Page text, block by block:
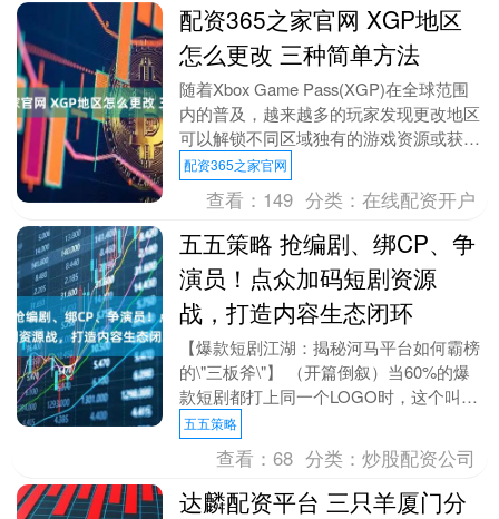
配资365之家官网 XGP地区
怎么更改 三种简单方法
随着Xbox Game Pass(XGP)在全球范围
内的普及，越来越多的玩家发现更改地区
可以解锁不同区域独有的游戏资源或获取
更优惠的订阅价格。然而，在实际操作
过....
配资365之家官网
查看： 149 分类：在线配资开户
五五策略 抢编剧、绑CP、争
演员！点众加码短剧资源
战，打造内容生态闭环
【爆款短剧江湖：揭秘河马平台如何霸榜
的\"三板斧\"】 （开篇倒叙）当60%的爆
款短剧都打上同一个LOGO时，这个叫河
马的平台到底施了什么魔法？
DataEye-....
五五策略
查看：68 分类：炒股配资公司
达麟配资平台 三只羊厦门分